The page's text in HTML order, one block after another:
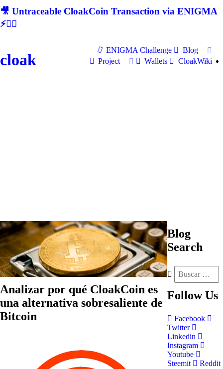
🎥 Untraceable CloakCoin Transaction via ENIGMA
⚡🕵‍♂
cloak
ENIGMA Challenge
Blog
Project
Wallets CloakWiki
Analizar por qué CloakCoin es
una alternativa sobresaliente de
Bitcoin
Blog
Search
Follow Us
Facebook
Twitter
Linkedin
Instagram
Youtube
Steemit
Reddit